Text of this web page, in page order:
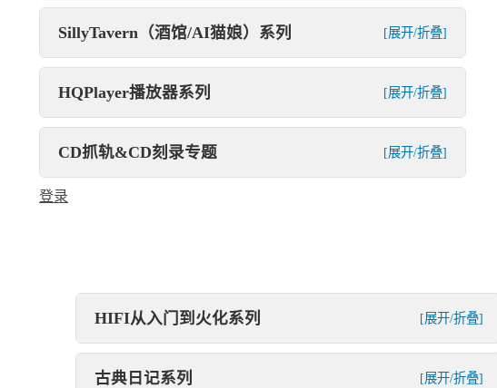
SillyTavern（酒馆/AI猫娘）系列 [展开/折叠]
HQPlayer播放器系列 [展开/折叠]
CD抓轨&CD刻录专题 [展开/折叠]
登录
HIFI从入门到火化系列 [展开/折叠]
古典日记系列 [展开/折叠]